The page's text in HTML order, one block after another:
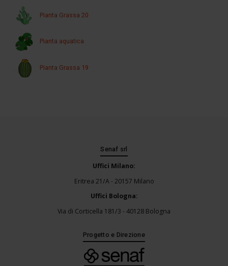
Pianta Grassa 20
Pianta aquatica
Pianta Grassa 19
Senaf srl
Uffici Milano:
Eritrea 21/A - 20157 Milano
Uffici Bologna:
Via di Corticella 181/3 - 40128 Bologna
Progetto e Direzione